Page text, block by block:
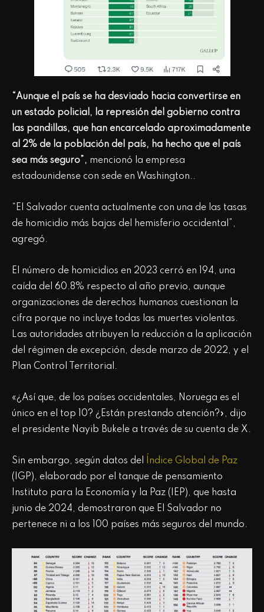
“Aunque el país se ha desviado hacia convertirse en
un estado policial, la represión del gobierno contra
las pandillas, que han encarcelado aproximadamente
al 2% de la población del país, ha hecho que el país
sea más seguro”, mencionó la empresa
estadounidense con sede en Washington..
“El Salvador cuenta actualmente con una de las tasas
de homicidio más bajas del hemisferio occidental”,
agregó.
El número de homicidios en 2023 cerró en 194, una
caída del 60.8% respecto al año previo, aunque
organizaciones de derechos humanos cuestionan la
cifra porque no incluye todas las muertes violentas.
Las autoridades atribuyen la reducción a la aplicación
del régimen de excepción, desde marzo de 2022, y el
Plan Control Territorial.
«¿Así que, de los países occidentales, Noruega es el
único en el top 10? ¿Están prestando atención?», dijo
el presidente Nayib Bukele a través de su cuenta de X.
Sin embargo, según datos del
Índice Global de Paz
(IGP), elaborado por el tanque de pensamiento
Instituto para la Economía y la Paz (IEP), que hasta
junio de 2024, demostraron que El Salvador no
pertenece ni a los 100 países más seguros del mundo.